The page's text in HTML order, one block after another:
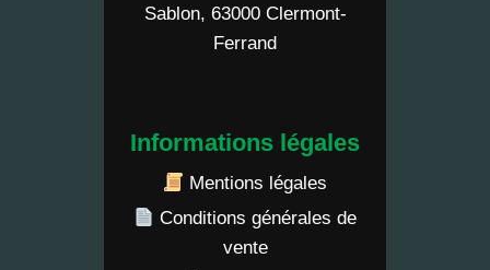
Sablon, 63000 Clermont-
Ferrand
Informations légales
Mentions légales
Conditions générales de
vente